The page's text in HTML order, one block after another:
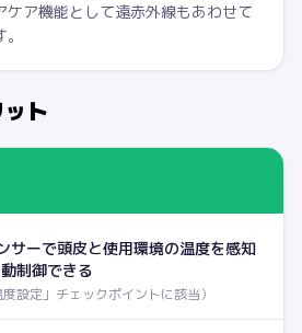
ケア機能として遠赤外線もあわせて
ト
サーで頭皮と使用環境の温度を感知
制御できる
設定」チェックポイントに該当）